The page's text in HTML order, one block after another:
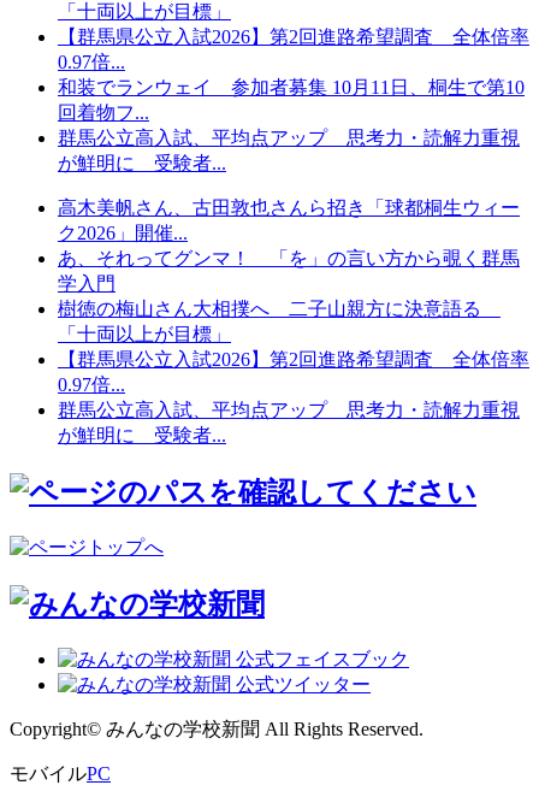
「十両以上が目標」
【群馬県公立入試2026】第2回進路希望調査 全体倍率
0.97倍...
和装でランウェイ 参加者募集 10月11日、桐生で第10
回着物フ...
群馬公立高入試、平均点アップ 思考力・読解力重視
が鮮明に 受験者...
高木美帆さん、古田敦也さんら招き「球都桐生ウィー
ク2026」開催...
あ、それってグンマ！ 「を」の言い方から覗く群馬
学入門
樹徳の梅山さん大相撲へ 二子山親方に決意語る
「十両以上が目標」
【群馬県公立入試2026】第2回進路希望調査 全体倍率
0.97倍...
群馬公立高入試、平均点アップ 思考力・読解力重視
が鮮明に 受験者...
Copyright© みんなの学校新聞 All Rights Reserved.
モバイルPC